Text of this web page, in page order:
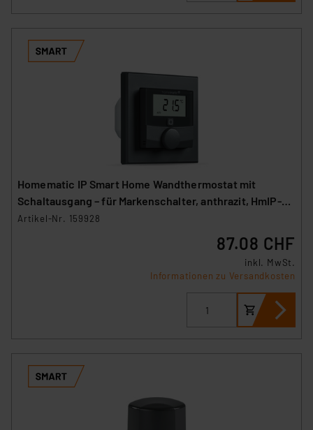
Homematic IP Smart Home Wandthermostat mit
Schaltausgang – für Markenschalter, anthrazit, HmIP-
BWTH-A
Artikel-Nr. 159928
87.08 CHF
inkl. MwSt.
Informationen zu Versandkosten